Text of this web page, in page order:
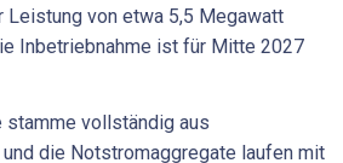
von etwa 5,5 Megawatt
Inbetriebnahme ist für Mitte 2027
stamme vollständig aus
die Notstromaggregate laufen mit